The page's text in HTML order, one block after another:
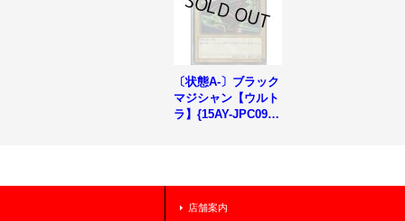
〔状態A-〕ブラック
マジシャン【ウルト
ラ】{15AY-JPC09}
店舗案内